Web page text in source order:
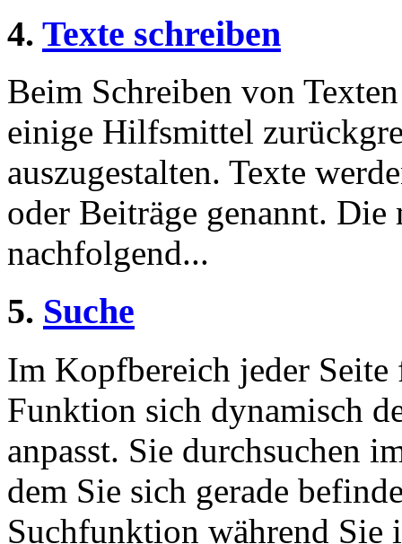
4. Texte schreiben
Beim Schreiben von
einige Hilfsmittel
auszugestalten. Texte
oder Beiträge genannt.
nachfolgend...
5. Suche
Im Kopfbereich jeder Seite
Funktion sich dynamisch
anpasst. Sie durchsuchen
dem Sie sich gerade
Suchfunktion während Sie